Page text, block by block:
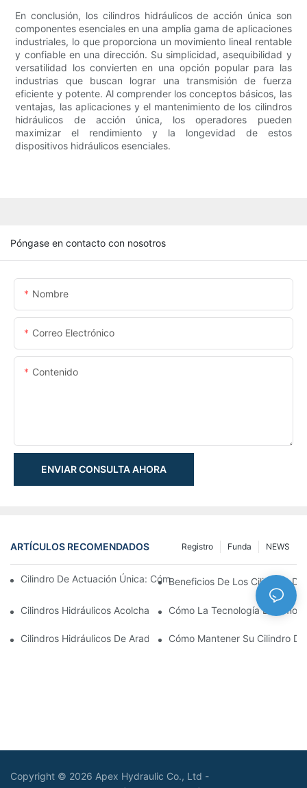
En conclusión, los cilindros hidráulicos de acción única son
componentes esenciales en una amplia gama de aplicaciones
industriales, lo que proporciona un movimiento lineal rentable
y confiable en una dirección. Su simplicidad, asequibilidad y
versatilidad los convierten en una opción popular para las
industrias que buscan lograr una transmisión de fuerza
eficiente y potente. Al comprender los conceptos básicos, las
ventajas, las aplicaciones y el mantenimiento de los cilindros
hidráulicos de acción única, los operadores pueden
maximizar el rendimiento y la longevidad de estos
dispositivos hidráulicos esenciales.
Póngase en contacto con nosotros
Nombre
Correo Electrónico
Contenido
ENVIAR CONSULTA AHORA
ARTÍCULOS RECOMENDADOS NEWS
Funda
Registro
Cilindro De Actuación Única: Cómo Funciona & Aplicaciones
Beneficios De Los Cilindros
Cilindros Hidráulicos Acolchados: Impacto Reductor &
Cómo La Tecnología De
Cilindros Hidráulicos De Arado De Nieve: Características Clave
Cómo Mantener Su Cilindro
Copyright © 2026 Apex Hydraulic Co., Ltd -